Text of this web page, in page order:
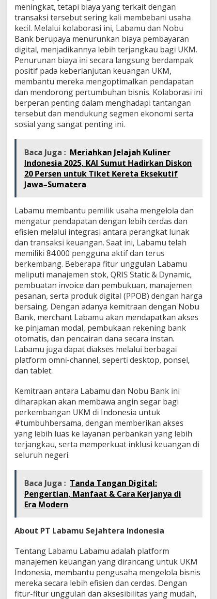
meningkat, tetapi biaya yang terkait dengan
transaksi tersebut sering kali membebani usaha
kecil. Melalui kolaborasi ini, Labamu dan Nobu
Bank berupaya menurunkan biaya pembayaran
digital, menjadikannya lebih terjangkau bagi UKM.
Penurunan biaya ini secara langsung berdampak
positif pada keberlanjutan keuangan UKM,
membantu mereka mengoptimalkan pendapatan
dan mendorong pertumbuhan bisnis. Kolaborasi ini
berperan penting dalam menghadapi tantangan
tersebut dan mendukung segmen ekonomi serta
sosial yang sangat penting ini.
Baca Juga : Meriahkan Jelajah Kuliner
Indonesia 2025, KAI Sumut Hadirkan Diskon
20 Persen untuk Tiket Kereta Eksekutif
Jawa–Sumatera
Labamu membantu pemilik usaha mengelola dan
mengatur pendapatan dengan lebih cerdas dan
efisien melalui integrasi antara perangkat lunak
dan transaksi keuangan. Saat ini, Labamu telah
memiliki 84.000 pengguna aktif dan terus
berkembang. Beberapa fitur unggulan Labamu
meliputi manajemen stok, QRIS Static & Dynamic,
pembuatan invoice dan pembukuan, manajemen
pesanan, serta produk digital (PPOB) dengan harga
bersaing. Dengan adanya kemitraan dengan Nobu
Bank, merchant Labamu akan mendapatkan akses
ke pinjaman modal, pembukaan rekening bank
otomatis, dan pencairan dana secara instan.
Labamu juga dapat diakses melalui berbagai
platform omni-channel, seperti desktop, ponsel,
dan tablet.
Kemitraan antara Labamu dan Nobu Bank ini
diharapkan akan membawa angin segar bagi
perkembangan UKM di Indonesia untuk
#tumbuhbersama, dengan memberikan akses
yang lebih luas ke layanan perbankan yang lebih
terjangkau, serta memperkuat inklusi keuangan di
seluruh negeri.
Baca Juga : Tanda Tangan Digital:
Pengertian, Manfaat & Cara Kerjanya di
Era Modern
About PT Labamu Sejahtera Indonesia
Tentang Labamu Labamu adalah platform
manajemen keuangan yang dirancang untuk UKM
Indonesia, membantu pengusaha mengelola bisnis
mereka secara lebih efisien dan cerdas. Dengan
fitur-fitur unggulan dan aksesibilitas yang mudah,